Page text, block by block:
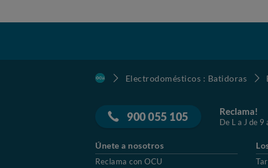
Electrodomésticos : Batidoras
900 055 105 Reclama!
De L a J de 9
Únete a nosotros
Reclama con OCU